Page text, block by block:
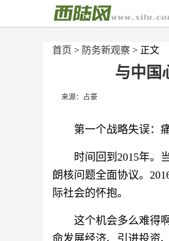
首页 > 防务新观察 > 正文
与中国
来源：占豪
第一个战略失误：
时间回到2015年。
朗核问题全面协议。
际社会的怀抱。
这个机会多么难得
命发展经济、引进投资